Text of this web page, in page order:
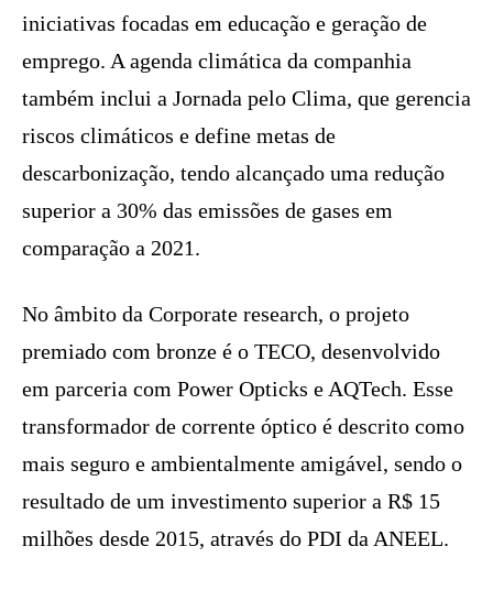
iniciativas focadas em educação e geração de
emprego. A agenda climática da companhia
também inclui a Jornada pelo Clima, que gerencia
riscos climáticos e define metas de
descarbonização, tendo alcançado uma redução
superior a 30% das emissões de gases em
comparação a 2021.
No âmbito da Corporate research, o projeto
premiado com bronze é o TECO, desenvolvido
em parceria com Power Opticks e AQTech. Esse
transformador de corrente óptico é descrito como
mais seguro e ambientalmente amigável, sendo o
resultado de um investimento superior a R$ 15
milhões desde 2015, através do PDI da ANEEL.